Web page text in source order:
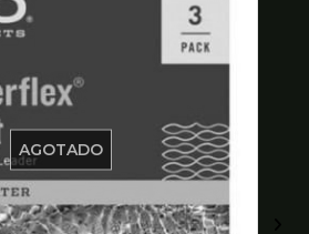
AGOTADO